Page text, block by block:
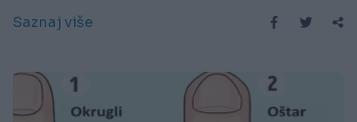
Saznaj više